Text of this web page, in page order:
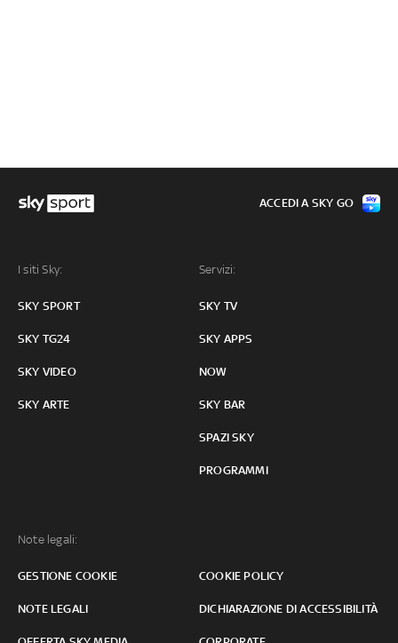
I siti Sky:
SKY SPORT
SKY TG24
SKY VIDEO
SKY ARTE
Servizi:
SKY TV
SKY APPS
NOW
SKY BAR
SPAZI SKY
PROGRAMMI
Note legali:
GESTIONE COOKIE COOKIE POLICY
NOTE LEGALI DICHIARAZIONE DI ACCESSIBILITÀ
ACCEDI A SKY GO